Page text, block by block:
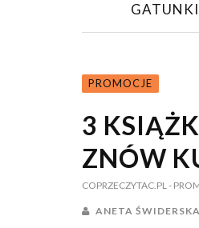
GATUNKI
PROMOCJE
3
ZNÓW
COPRZECZYTAC.PL-
ANETA ŚWIDERSKA